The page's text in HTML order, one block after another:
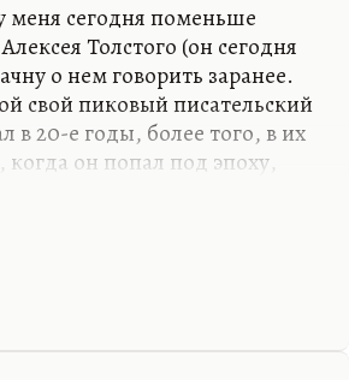
меня сегодня поменьше
Толстого (он сегодня
о нем говорить заранее.
свой пиковый писательский
в 20-е годы, более того, в их
он попал под эпоху,
здравый, простой,
Серебряного века, – он,
что он возрождал